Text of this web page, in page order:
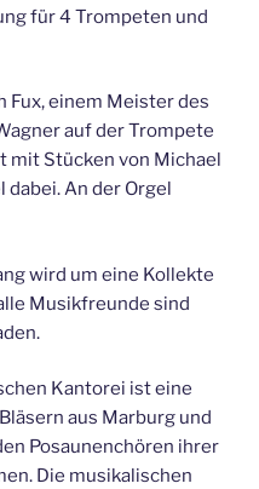
für 4 Trompeten und
Fux, einem Meister des
auf der Trompete
mit Stücken von Michael
dabei. An der Orgel
wird um eine Kollekte
Musikfreunde sind
Kantorei ist eine
aus Marburg und
Posaunenchören ihrer
Die musikalischen